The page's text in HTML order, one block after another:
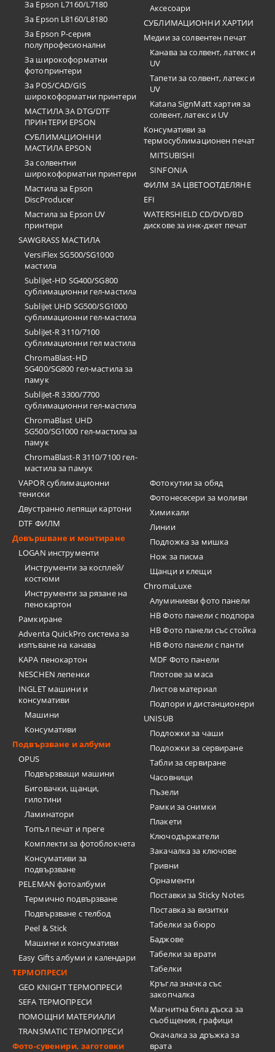
За Epson L7160/L7180
За Epson L8160/L8180
За Epson P-серия
полупрофесионални
За широкоформатни
фотопринтери
За POS/CAD/GIS
широкоформатни принтери
МАСТИЛА ЗА DTG/DTF
ПРИНТЕРИ EPSON
СУБЛИМАЦИОННИ
МАСТИЛА EPSON
За солвентни
широкоформатни принтери
Мастила за Epson
DiscProducer
Мастила за Epson UV
принтери
SAWGRASS МАСТИЛА
VersiFlex SG500/SG1000
мастила
SubliJet-HD SG400/SG800
сублимационни гел-мастила
SubliJet UHD SG500/SG1000
сублимационни гел-мастила
SubliJet-R 3110/7100
сублимационни гел мастила
ChromaBlast-HD
SG400/SG800 гел-мастила за
памук
SubliJet-R 3300/7700
сублимационни гел-мастила
ChromaBlast UHD
SG500/SG1000 гел-мастила за
памук
ChromaBlast-R 3110/7100 гел-
мастила за памук
Аксесоари
СУБЛИМАЦИОННИ ХАРТИИ
Медии за солвентен печат
Канава за солвент, латекс и
UV
Тапети за солвент, латекс и
UV
Katana SignMatt хартия за
солвент, латекс и UV
Консумативи за
термосублимационен печат
MITSUBISHI
SINFONIA
ФИЛМ ЗА ЦВЕТООТДЕЛЯНЕ
EFI
WATERSHIELD CD/DVD/BD
дискове за инк-джет печат
VAPOR сублимационни
тениски
Двустранно лепящи картони
DTF ФИЛМ
Довършване и монтиране
LOGAN инструменти
Инструменти за косплей/
костюми
Инструменти за рязане на
пенокартон
Рамкиране
Adventa QuickPro система за
изпъване на канава
KAPA пенокартон
NESCHEN лепенки
INGLET машини и
консумативи
Машини
Консумативи
Подвързване и албуми
OPUS
Подвързващи машини
Биговачки, щанци,
гилотини
Ламинатори
Топъл печат и преге
Комплекти за фотоблокчета
Консумативи за
подвързване
PELEMAN фотоалбуми
Термично подвързване
Подвързване с телбод
Peel & Stick
Машини и консумативи
Easy Gifts албуми и календари
ТЕРМОПРЕСИ
GEO KNIGHT ТЕРМОПРЕСИ
SEFA ТЕРМОПРЕСИ
ПОМОЩНИ МАТЕРИАЛИ
TRANSMATIC ТЕРМОПРЕСИ
Фото-сувенири, заготовки
Фотокутии за обяд
Фотонесесери за моливи
Химикали
Линии
Подложка за мишка
Нож за писма
Щанци и клещи
ChromaLuxe
Алуминиеви фото панели
HB Фото панели с подпора
HB Фото панели със стойка
HB Фото панели с панти
MDF Фото панели
Плотове за маса
Листов материал
Подпори и дистанционери
UNISUB
Подложки за чаши
Подложки за сервиране
Табли за сервиране
Часовници
Пъзели
Рамки за снимки
Плакети
Ключодържатели
Закачалка за ключове
Гривни
Орнаменти
Поставки за Sticky Notes
Поставка за визитки
Tабелки за бюро
Баджове
Табелки за врати
Табелки
Кръгла значка със
закопчалка
Магнитна бяла дъска за
съобщения, графици
Окачалка за дръжка за
врата